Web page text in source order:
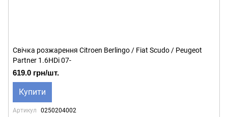
Свічка розжарення Citroen Berlingo / Fiat Scudo / Peugeot
Partner 1.6HDi 07-
619.0 грн/шт.
Купити
Артикул
0250204002